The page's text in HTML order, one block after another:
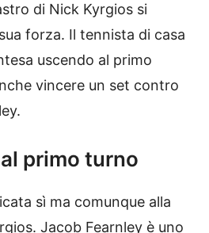
di Nick Kyrgios si
forza. Il tennista di casa
uscendo al primo
vincere un set contro
primo turno
sì ma comunque alla
Jacob Fearnley è uno